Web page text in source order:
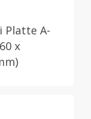
Platte A-
x